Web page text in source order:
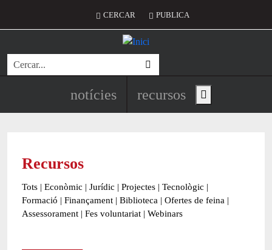
Menú del compte d'usuari
CERCAR PUBLICA
Cerca
Navegació principal de
notícies recursos Show main menu
Recursos
Tots | Econòmic | Jurídic | Projectes | Tecnològic |
Formació | Finançament | Biblioteca | Ofertes de feina |
Assessorament | Fes voluntariat | Webinars